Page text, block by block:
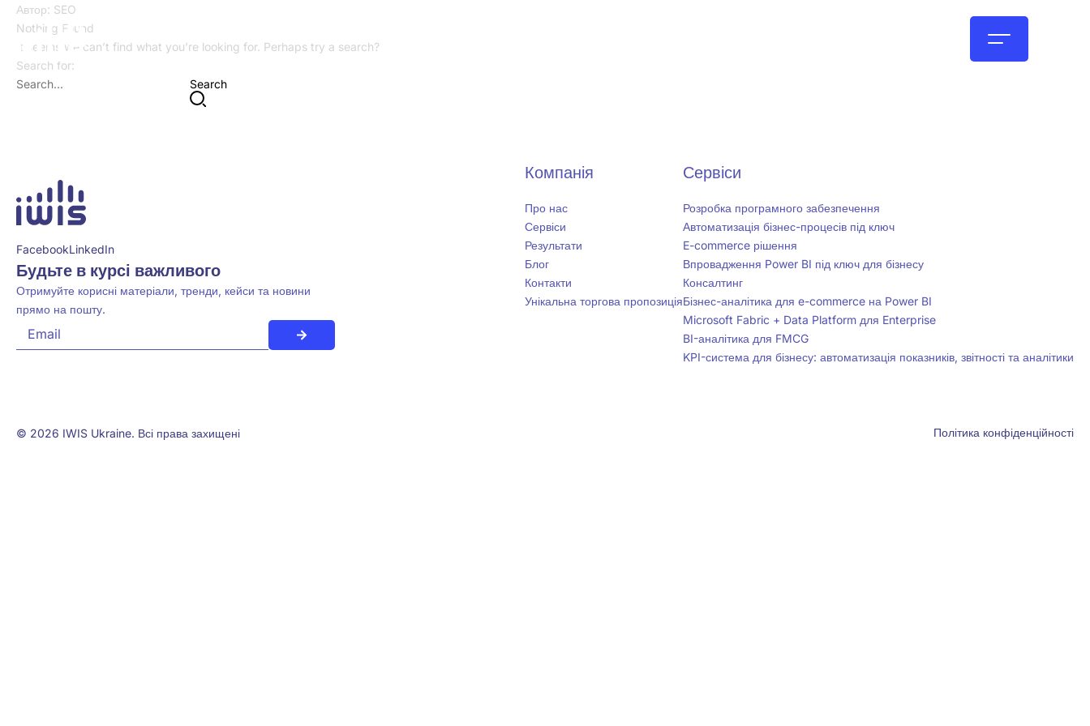
Автор: SEO
Nothing Found
It seems we can’t find what you’re looking for. Perhaps try a search?
Search for:
Search
FacebookLinkedIn
Будьте в курсі важливого
Отримуйте корисні матеріали, тренди, кейси та новини
прямо на пошту.
Компанія
Про нас
Сервіси
Результати
Блог
Контакти
Унікальна торгова пропозиція
Сервіси
Розробка програмного забезпечення
Автоматизація бізнес-процесів під ключ
E-commerce рішення
Впровадження Power BI під ключ для бізнесу
Консалтинг
Бізнес-аналітика для e-commerce на Power BI
Microsoft Fabric + Data Platform для Enterprise
BI-аналітика для FMCG
KPI-система для бізнесу: автоматизація показників, звітності та аналітики
© 2026 IWIS Ukraine. Всі права захищені Політика конфіденційності